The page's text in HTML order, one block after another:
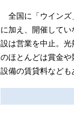
全国に「ウインズ
に加え、開催して
設は営業を中止。
のほとんどは賞金
設備の賃貸料なども